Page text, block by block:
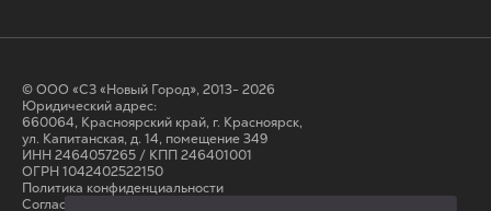
© ООО «СЗ «Новый Город», 2013- 2026
Юридический адрес:
660064, Красноярский край, г. Красноярск,
ул. Капитанская, д. 14, помещение 349
ИНН 2464057265 / КПП 246401001
ОГРН 1042402522150
Политика конфиденциальности
Согласие на обработку персональных данных